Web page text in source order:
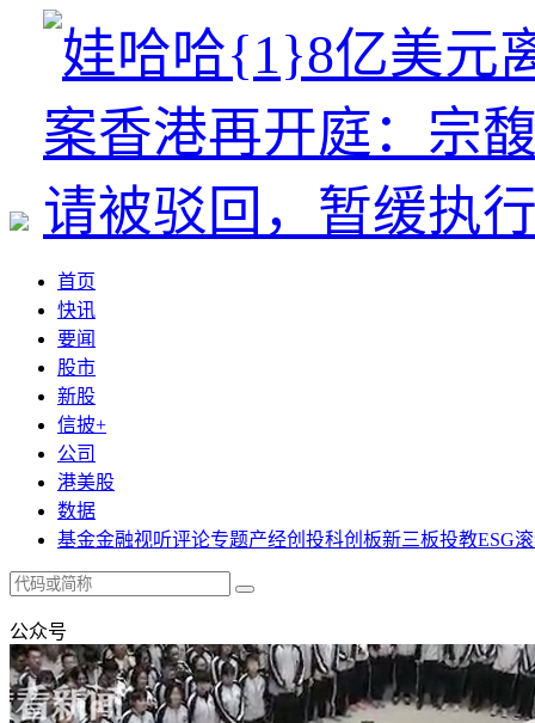
首页
快讯
要闻
股市
新股
信披+
公司
港美股
数据
基金金融视听评论专题产经创投科创板新三板投教ESG
公众号